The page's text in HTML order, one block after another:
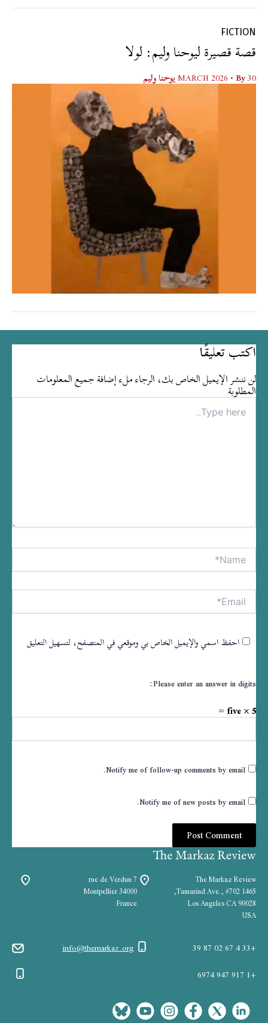
FICTION
قصة قصيرة ليوحنا وليم: لولا
30 MARCH 2026
• By يوحنا وليم
اكتب تعليقًا
لن ننشر الإيميل الخاص بك، الرجاء ملء إضافة جميع المعلومات
المطلوبة
Type
here..
Name*
Email*
احفظ اسمي والإيميل الخاص بي وموقعي في المتصفح، لتسهيل التعليق
Please enter an answer in digits:
five × 5 =
Notify me of follow-up comments by email.
Notify me of new posts by email.
The Markaz Review
1465 Tamarind Ave., #702,
Los Angeles CA 90028
USA
7 rue de Verdun
34000 Montpellier
France
info@themarkaz.org
+33 4 67 02 87 39
+1 917 947 6974